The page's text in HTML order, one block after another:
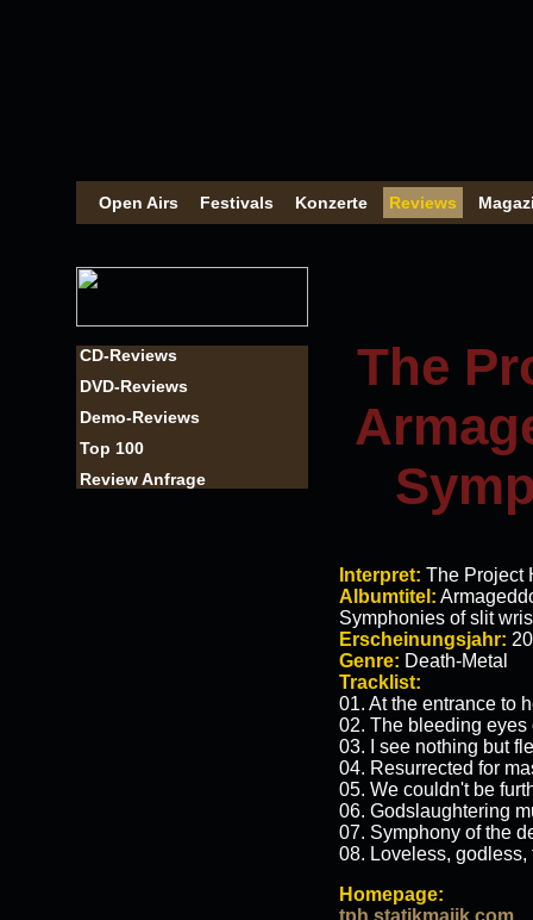
Open Airs Festivals Konzerte Reviews
CD-Reviews
DVD-Reviews
Demo-Reviews
Top 100
Review Anfrage
The
Interpret: The Project
Albumtitel:
Symphonies of slit
Erscheinungsjahr:
Genre: Death-Metal
Tracklist:
01. At the entrance to
02. The bleeding
03. I see nothing but
04. Resurrected for
05. We couldn't be
06. Godslaughtering
07. Symphony of the
08. Loveless, godless,
Homepage:
tph.statikmajik.com